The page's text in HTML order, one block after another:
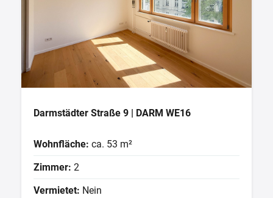
Darmstädter Straße 9 | DARM WE16
Wohnfläche: ca. 53 m²
Zimmer: 2
Vermietet: Nein